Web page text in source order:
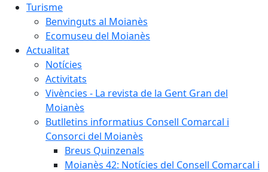
Turisme
Benvinguts al Moianès
Ecomuseu del Moianès
Actualitat
Notícies
Activitats
Vivències - La revista de la Gent Gran del
Moianès
Butlletins informatius Consell Comarcal i
Consorci del Moianès
Breus Quinzenals
Moianès 42: Notícies del Consell Comarcal i